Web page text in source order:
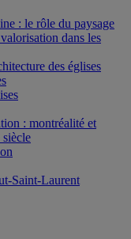
: le rôle du paysage
dans les
des églises
: montréalité et
Saint-Laurent